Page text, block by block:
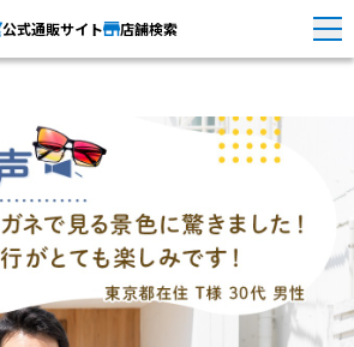
公式通販サイト 店舗検索